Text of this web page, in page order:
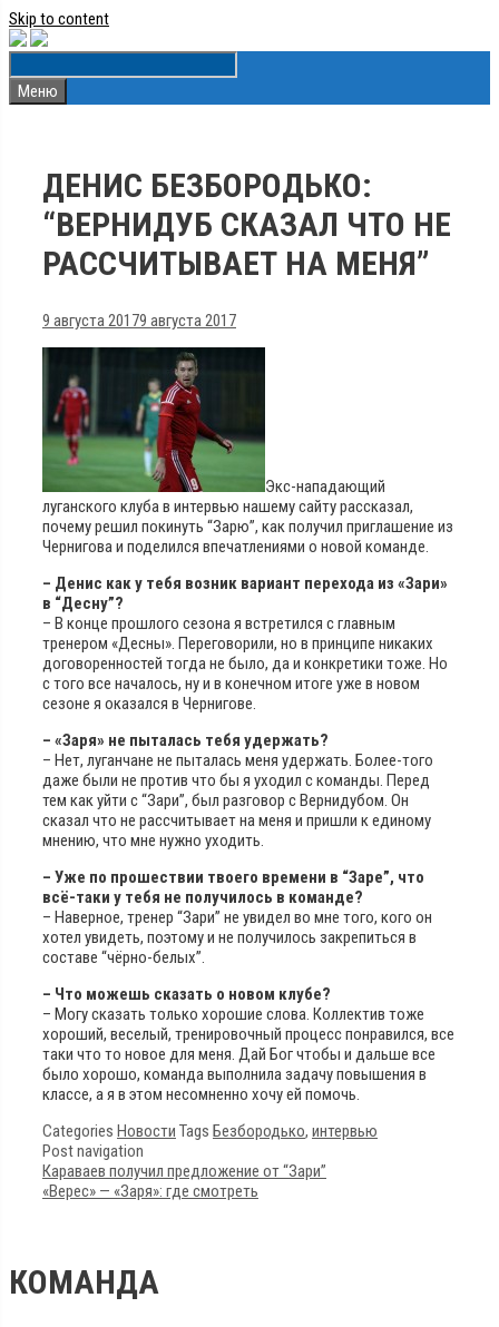
Skip to content
Меню
ДЕНИС БЕЗБОРОДЬКО:
“ВЕРНИДУБ СКАЗАЛ ЧТО НЕ
РАСCЧИТЫВАЕТ НА МЕНЯ”
9 августа 20179 августа 2017
Экс-нападающий
луганского клуба в интервью нашему сайту рассказал,
почему решил покинуть “Зарю”, как получил приглашение из
Чернигова и поделился впечатлениями о новой команде.
– Денис как у тебя возник вариант перехода из «Зари»
в “Десну”?
– В конце прошлого сезона я встретился с главным
тренером «Десны». Переговорили, но в принципе никаких
договоренностей тогда не было, да и конкретики тоже. Но
с того все началось, ну и в конечном итоге уже в новом
сезоне я оказался в Чернигове.
– «Заря» не пыталась тебя удержать?
– Нет, луганчане не пыталась меня удержать. Более-того
даже были не против что бы я уходил с команды. Перед
тем как уйти с “Зари”, был разговор с Вернидубом. Он
сказал что не расcчитывает на меня и пришли к единому
мнению, что мне нужно уходить.
– Уже по прошествии твоего времени в “Заре”, что
всё-таки у тебя не получилось в команде?
– Наверное, тренер “Зари” не увидел во мне того, кого он
хотел увидеть, поэтому и не получилось закрепиться в
составе “чёрно-белых”.
– Что можешь сказать о новом клубе?
– Могу сказать только хорошие слова. Коллектив тоже
хороший, веселый, тренировочный процесс понравился, все
таки что то новое для меня. Дай Бог чтобы и дальше все
было хорошо, команда выполнила задачу повышения в
классе, а я в этом несомненно хочу ей помочь.
Categories Новости Tags Безбородько, интервью
Post navigation
Караваев получил предложение от “Зари”
«Верес» — «Заря»: где смотреть
КОМАНДА